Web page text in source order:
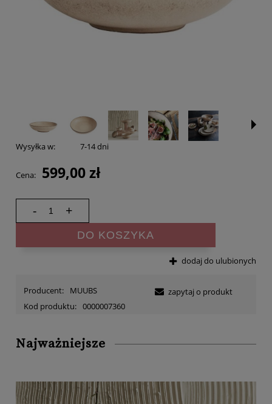
Wysyłka w: 7-14 dni
Cena: 599,00 zł
- +
DO KOSZYKA
dodaj do ulubionych
Producent:
MUUBS
Kod produktu: 0000007360
zapytaj o produkt
Najważniejsze